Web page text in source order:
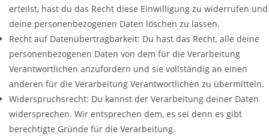
erteilst, hast du das Recht diese Einwilligung zu widerrufen und
deine personenbezogenen Daten löschen zu lassen.
Recht auf Datenübertragbarkeit: Du hast das Recht, alle deine
personenbezogenen Daten von dem für die Verarbeitung
Verantwortlichen anzufordern und sie vollständig an einen
anderen für die Verarbeitung Verantwortlichen zu übermitteln.
Widerspruchsrecht: Du kannst der Verarbeitung deiner Daten
widersprechen. Wir entsprechen dem, es sei denn es gibt
berechtigte Gründe für die Verarbeitung.